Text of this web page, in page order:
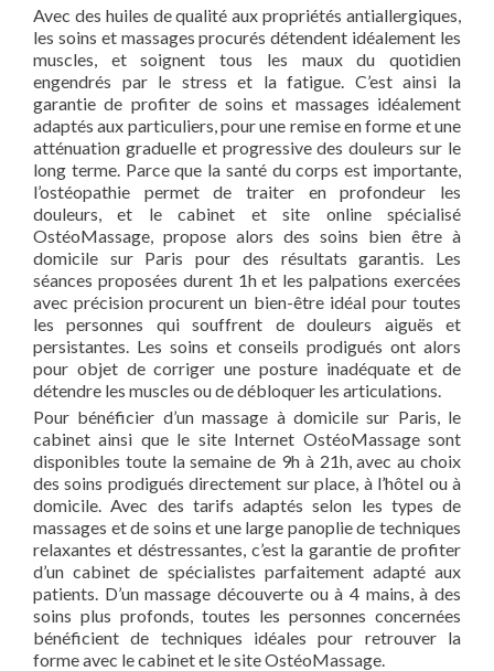
Avec des huiles de qualité aux propriétés antiallergiques,
les soins et massages procurés détendent idéalement les
muscles, et soignent tous les maux du quotidien
engendrés par le stress et la fatigue. C’est ainsi la
garantie de profiter de soins et massages idéalement
adaptés aux particuliers, pour une remise en forme et une
atténuation graduelle et progressive des douleurs sur le
long terme. Parce que la santé du corps est importante,
l’ostéopathie permet de traiter en profondeur les
douleurs, et le cabinet et site online spécialisé
OstéoMassage, propose alors des soins bien être à
domicile sur Paris pour des résultats garantis. Les
séances proposées durent 1h et les palpations exercées
avec précision procurent un bien-être idéal pour toutes
les personnes qui souffrent de douleurs aiguës et
persistantes. Les soins et conseils prodigués ont alors
pour objet de corriger une posture inadéquate et de
détendre les muscles ou de débloquer les articulations.
Pour bénéficier d’un massage à domicile sur Paris, le
cabinet ainsi que le site Internet OstéoMassage sont
disponibles toute la semaine de 9h à 21h, avec au choix
des soins prodigués directement sur place, à l’hôtel ou à
domicile. Avec des tarifs adaptés selon les types de
massages et de soins et une large panoplie de techniques
relaxantes et déstressantes, c’est la garantie de profiter
d’un cabinet de spécialistes parfaitement adapté aux
patients. D’un massage découverte ou à 4 mains, à des
soins plus profonds, toutes les personnes concernées
bénéficient de techniques idéales pour retrouver la
forme avec le cabinet et le site OstéoMassage.